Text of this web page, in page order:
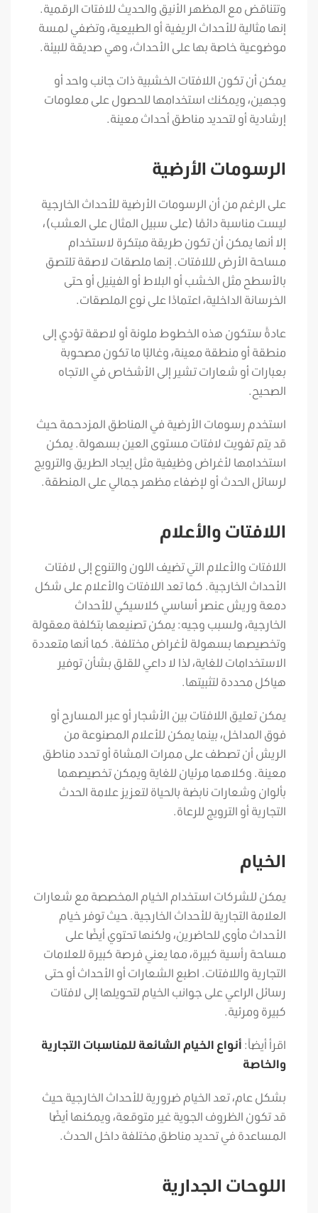
وتتناقض مع المظهر الأنيق والحديث للافتات الرقمية.
إنها مثالية للأحداث الريفية أو الطبيعية، وتضفي لمسة
موضوعية خاصة بها على الأحداث، وهي صديقة للبيئة.
يمكن أن تكون اللافتات الخشبية ذات جانب واحد أو
وجهين، ويمكنك استخدامها للحصول على معلومات
إرشادية أو لتحديد مناطق أحداث معينة.
الرسومات الأرضية
على الرغم من أن الرسومات الأرضية للأحداث الخارجية
ليست مناسبة دائمًا (على سبيل المثال على العشب)،
إلا أنها يمكن أن تكون طريقة مبتكرة لاستخدام
مساحة الأرض لللافتات. إنها ملصقات لاصقة تلتصق
بالأسطح مثل الخشب أو البلاط أو الفينيل أو حتى
الخرسانة الداخلية، اعتمادًا على نوع الملصقات.
عادةً ستكون هذه الخطوط ملونة أو لاصقة تؤدي إلى
منطقة أو منطقة معينة، وغالبًا ما تكون مصحوبة
بعبارات أو شعارات تشير إلى الأشخاص في الاتجاه
الصحيح.
استخدم رسومات الأرضية في المناطق المزدحمة حيث
قد يتم تفويت لافتات مستوى العين بسهولة. يمكن
استخدامها لأغراض وظيفية مثل إيجاد الطريق والترويج
لرسائل الحدث أو لإضفاء مظهر جمالي على المنطقة.
اللافتات والأعلام
اللافتات والأعلام التي تضيف اللون والتنوع إلى لافتات
الأحداث الخارجية. كما تعد اللافتات والأعلام على شكل
دمعة وريش عنصر أساسي كلاسيكي للأحداث
الخارجية، ولسبب وجيه: يمكن تصنيعها بتكلفة معقولة
وتخصيصها بسهولة لأغراض مختلفة. كما أنها متعددة
الاستخدامات للغاية، لذا لا داعي للقلق بشأن توفير
هياكل محددة لتثبيتها.
يمكن تعليق اللافتات بين الأشجار أو عبر المسارح أو
فوق المداخل، بينما يمكن للأعلام المصنوعة من
الريش أن تصطف على ممرات المشاة أو تحدد مناطق
معينة. وكلاهما مرئيان للغاية ويمكن تخصيصهما
بألوان وشعارات نابضة بالحياة لتعزيز علامة الحدث
التجارية أو الترويج للرعاة.
الخيام
يمكن للشركات استخدام الخيام المخصصة مع شعارات
العلامة التجارية للأحداث الخارجية. حيث توفر خيام
الأحداث مأوى للحاضرين، ولكنها تحتوي أيضًا على
مساحة رأسية كبيرة، مما يعني فرصة كبيرة للعلامات
التجارية واللافتات. اطبع الشعارات أو الأحداث أو حتى
رسائل الراعي على جوانب الخيام لتحويلها إلى لافتات
كبيرة ومرئية.
اقرأ أيضاً: أنواع الخيام الشائعة للمناسبات التجارية
والخاصة
بشكل عام، تعد الخيام ضرورية للأحداث الخارجية حيث
قد تكون الظروف الجوية غير متوقعة، ويمكنها أيضًا
المساعدة في تحديد مناطق مختلفة داخل الحدث.
اللوحات الجدارية